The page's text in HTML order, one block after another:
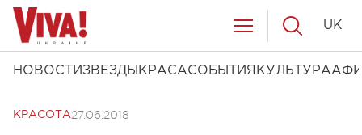
НОВОСТИ ЗВЕЗДЫ КРАСАСОБЫТИЯ КУЛЬТУРА
UK
КРАСОТА27.06.2018